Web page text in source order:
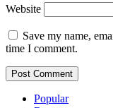
Website
Save my name,
time I comment.
Popular